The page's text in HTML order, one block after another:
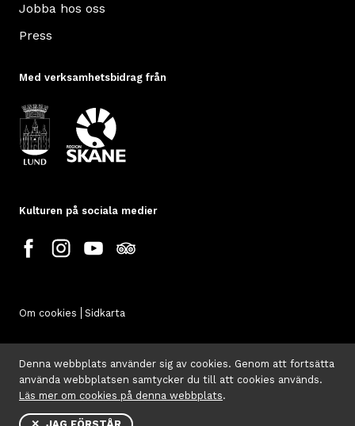
Denna webbplats använder sig av cookies. Genom att fortsätta
använda webbplatsen samtycker du till att cookies används.
Läs mer om cookies på denna webbplats.
Jobba hos oss
Press
Med verksamhetsbidrag från
Kulturen på sociala medier
Om cookies Sidkarta